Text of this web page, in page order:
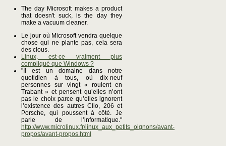
The day Microsoft makes a product
that doesn't suck, is the day they
make a vacuum cleaner.
Le jour où Microsoft vendra quelque
chose qui ne plante pas, cela sera
des clous.
Linux, est-ce vraiment plus
compliqué que Windows ?
"Il est un domaine dans notre
quotidien à tous, où dix-neuf
personnes sur vingt « roulent en
Trabant » et pensent qu’elles n’ont
pas le choix parce qu’elles ignorent
l’existence des autres Clio, 206 et
Porsche, qui poussent à côté. Je
parle de l’informatique."
http://www.microlinux.fr/linux_aux_petits_oignons/avant-
propos/avant-propos.html